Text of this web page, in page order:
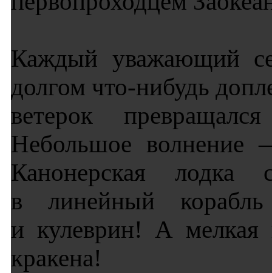
Каждый уважающий
долгом что-нибудь
ветерок
Небольшое волнение
Канонерская
в линейный
и кулеврин! А мелкая
кракена!